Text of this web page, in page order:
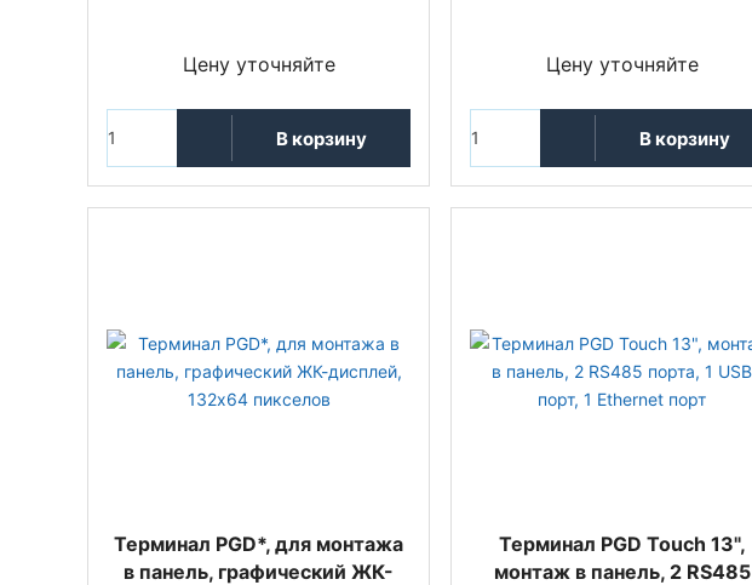
Цену уточняйте
В корзину
Цену уточняйте
В корзину
Терминал PGD*, для монтажа
в панель, графический ЖК-
Терминал PGD Touch 13",
монтаж в панель, 2 RS485